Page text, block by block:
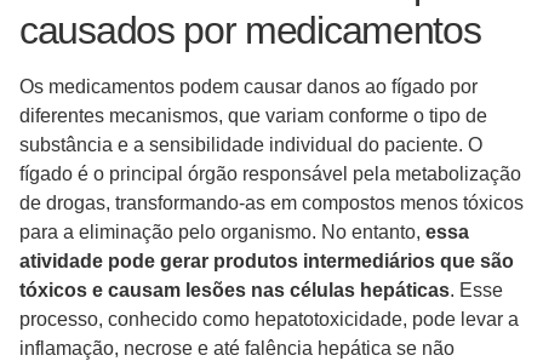
causados por medicamentos
Os medicamentos podem causar danos ao fígado por
diferentes mecanismos, que variam conforme o tipo de
substância e a sensibilidade individual do paciente. O
fígado é o principal órgão responsável pela metabolização
de drogas, transformando-as em compostos menos tóxicos
para a eliminação pelo organismo. No entanto, essa
atividade pode gerar produtos intermediários que são
tóxicos e causam lesões nas células hepáticas. Esse
processo, conhecido como hepatotoxicidade, pode levar a
inflamação, necrose e até falência hepática se não